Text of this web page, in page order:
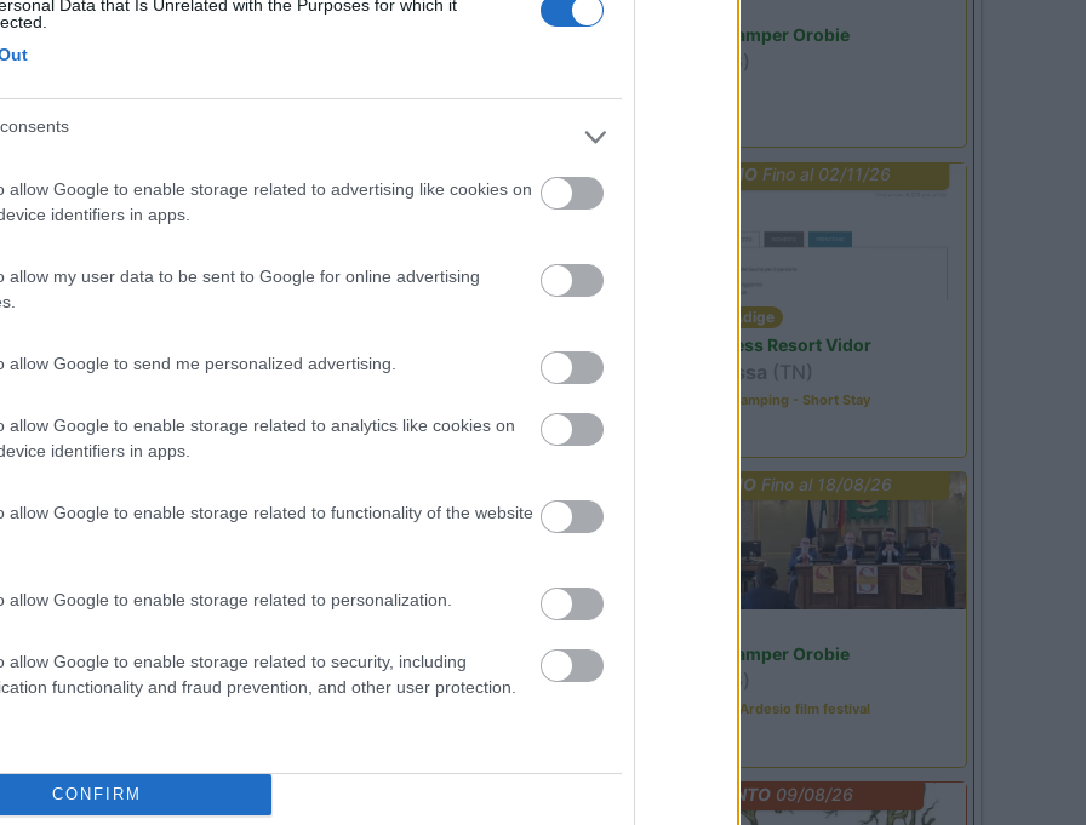
Data that Is Unrelated with the Purposes for which it
allow Google to enable storage related to advertising like cookies on
identifiers in apps.
allow my user data to be sent to Google for online advertising
allow Google to send me personalized advertising.
allow Google to enable storage related to analytics like cookies on
identifiers in apps.
allow Google to enable storage related to functionality of the website
allow Google to enable storage related to personalization.
allow Google to enable storage related to security, including
functionality and fraud prevention, and other user protection.
CONFIRM
7,7
Posizione
(IM) - 615.3km
V. Rossi, 106 - Frazione Sasso
10
Posizione
campagna a 1 km dal centro, pianeggiante, alberat...
(CN) - 618km
immersa nella verde provincia cuneese, un ...
Area Sosta Camper Orobie
(BG)
PROMO Fino al 02/11/26
Trentino Alto Adige
Family Wellness Resort Vidor
Pozza di Fassa (TN)
Happy & Active Camping - Short Stay
PROMO Fino al 18/08/26
Area Sosta Camper Orobie
(BG)
Sacrae Scenae - Ardesio film festival
EVENTO09/08/26